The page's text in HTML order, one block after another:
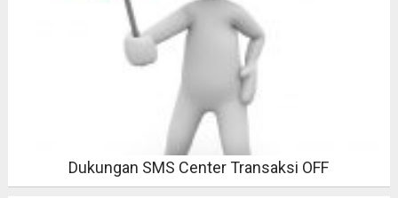
Dukungan SMS Center Transaksi OFF